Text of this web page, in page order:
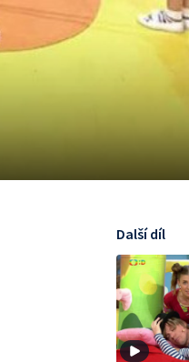
Další díl